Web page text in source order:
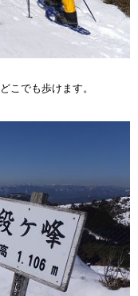
こでも歩けます。